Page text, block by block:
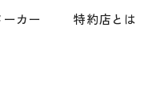
カー 特約店とは